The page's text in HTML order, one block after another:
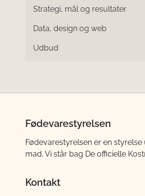
Strategi, mål og resultater
Data, design og web
Udbud
Fødevarestyrelsen
Fødevarestyrelsen er en
mad. Vi står bag De officielle
Kontakt